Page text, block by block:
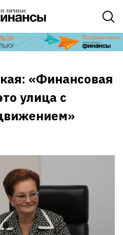
«Финансовая
улица с